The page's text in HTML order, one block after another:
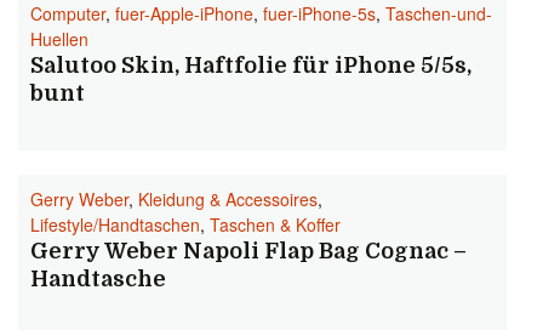
Computer, fuer-Apple-iPhone, fuer-iPhone-5s, Taschen-und-
Huellen
Salutoo Skin, Haftfolie für iPhone 5/5s,
bunt
Gerry Weber, Kleidung & Accessoires,
Lifestyle/Handtaschen, Taschen & Koffer
Gerry Weber Napoli Flap Bag Cognac –
Handtasche